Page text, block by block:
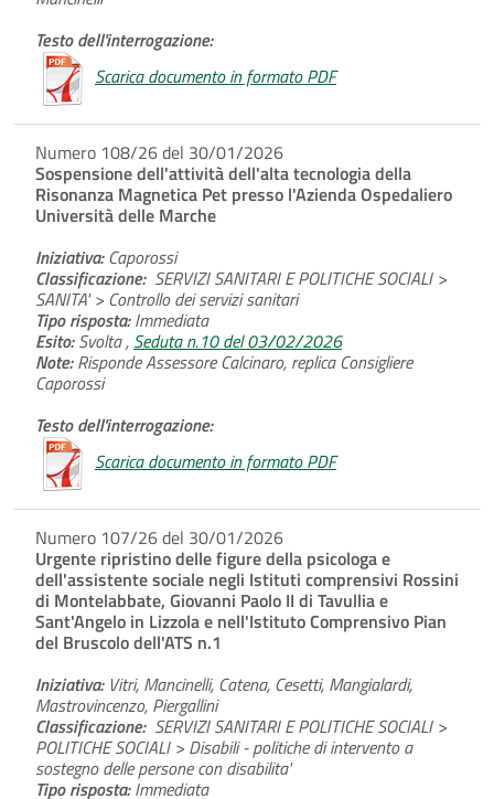
Testo dell'interrogazione:
Scarica documento in formato PDF
Numero 108/26 del 30/01/2026
Sospensione dell'attività dell'alta tecnologia della
Risonanza Magnetica Pet presso l'Azienda Ospedaliero
Università delle Marche
Iniziativa:Caporossi
Classificazione: SERVIZI SANITARI E POLITICHE SOCIALI >
SANITA' > Controllo dei servizi sanitari
Tipo risposta:Immediata
Esito:Svolta , Seduta n.10 del 03/02/2026
Note:Risponde Assessore Calcinaro, replica Consigliere
Caporossi
Testo dell'interrogazione:
Scarica documento in formato PDF
Numero 107/26 del 30/01/2026
Urgente ripristino delle figure della psicologa e
dell'assistente sociale negli Istituti comprensivi Rossini
di Montelabbate, Giovanni Paolo II di Tavullia e
Sant'Angelo in Lizzola e nell'Istituto Comprensivo Pian
del Bruscolo dell'ATS n.1
Iniziativa:Vitri, Mancinelli, Catena, Cesetti, Mangialardi,
Mastrovincenzo, Piergallini
Classificazione: SERVIZI SANITARI E POLITICHE SOCIALI >
POLITICHE SOCIALI > Disabili - politiche di intervento a
sostegno delle persone con disabilita'
Tipo risposta:Immediata